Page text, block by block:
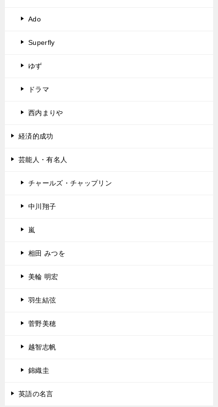
Ado
Superfly
ゆず
ドラマ
西内まりや
経済的成功
芸能人・有名人
チャールズ・チャップリン
中川翔子
嵐
相田 みつを
美輪 明宏
羽生結弦
菅野美穂
越智志帆
錦織圭
英語の名言